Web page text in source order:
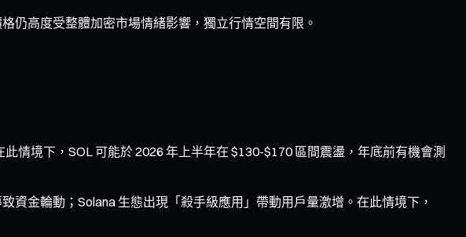
仍高度受整體加密市場情緒影響，獨立行情空間有限。
情境下，SOL 可能於 2026 年上半年在 $130-$170 區間震盪，年底前有機會測
資金輪動；Solana 生態出現「殺手級應用」帶動用戶量激增。在此情境下，